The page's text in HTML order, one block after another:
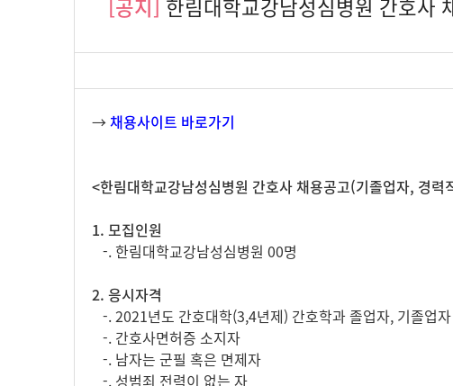
[공지] 한림대학교강남성심병원 간호사
→ 채용사이트 바로가기
<한림대학교강남성심병원 간호사 채용공고(기졸업자, 경력
1. 모집인원
-. 한림대학교강남성심병원 00명
2. 응시자격
-. 2021년도 간호대학(3,4년제) 간호학과 졸업자, 기졸업
-. 간호사면허증 소지자
-. 남자는 군필 혹은 면제자
-. 성범죄 전력이 없는 자